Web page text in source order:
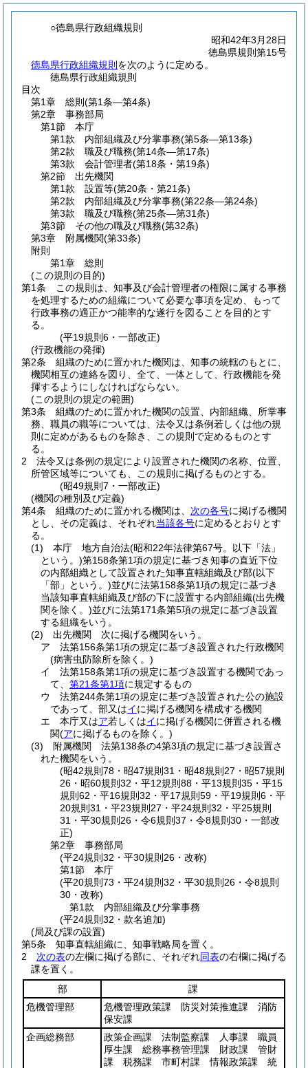
○徳島県行政組織規則
昭和42年3月28日
徳島県規則第15号
徳島県行政組織規則 を次のように定める。
徳島県行政組織規則
目次
第1章
総則 (第1条―第4条)
第2章
事務部局
第1節
本庁
第1款
内部組織及び分掌事務(第5条―第13条)
第2款
職及び職務(第14条―第17条)
第3款
会計管理者(第18条・第19条)
第2節
出先機関
第1款
設置等(第20条・第21条)
第2款
内部組織及び分掌事務(第22条―第24条)
第3款
職及び職務(第25条―第31条)
第3節
その他の職及び職務(第32条)
第3章
附属機関(第33条)
附則
第1章
総則
(この規則の目的)
第1条
この規則は、知事及び会計管理者の権限に属する事務
を処理するための組織について必要な事項を定め、もって
行政事務の適正かつ能率的な遂行を図ることを目的とす
る。
(平19規則6・一部改正)
(行政機能の発揮)
第2条
組織のために置かれた機関は、知事の統轄のもとに、
機関相互の連絡を図り、全て、一体として、行政機能を発
揮するようにしなければならない。
(この規則の規定の範囲)
第3条
組織のために置かれた機関の設置、内部組織、所掌事
務、職員の職等については、法令又は条例若しくは他の規
則に定めがあるものを除き、この規則で定めるものとす
る。
2
法令又は条例の規定により設置された機関の名称、位置、
所管区域等についても、この規則に掲げるものとする。
(昭49規則7・一部改正)
(機関の種別及び定義)
第4条
組織のために置かれる機関は、 次の各号に掲げる機関
とし、その定義は、それぞれ当該各号に定めるとおりとす
る。
(1)
本庁 地方自治法(昭和22年法律第67号。以下「法」
という。)第158条第1項の規定に基づき知事の直近下位
の内部組織として設置された知事直轄組織及び部(以下
「部」という。)並びに法第158条第1項の規定に基づき
当該知事直轄組織及び部の下に設置する内部組織(出先機
関を除く。)並びに法第171条第5項の規定に基づき設置
する組織をいう。
(2)
出先機関 次に掲げる機関をいう。
ア
法第156条第1項の規定に基づき設置された行政機関
(病害虫防除所を除く。)
イ
法第158条第1項の規定に基づき設置する機関であっ
て、 第21条第1項に規定するもの
ウ
法第244条第1項の規定に基づき設置された公の施設
であって、部又はイに掲げる機関を構成する機関
エ
本庁又はア若しくはイに掲げる機関に併置される機
関(アに掲げるものを除く。)
(3)
附属機関 法第138条の4第3項の規定に基づき設置さ
れた機関をいう。
(昭42規則78・昭47規則31・昭48規則27・昭57規則
26・昭60規則32・平12規則88・平13規則35・平15
規則62・平16規則32・平17規則59・平19規則6・平
20規則31・平23規則27・平24規則32・平25規則
31・平30規則26・令6規則37・令8規則30・一部改
正)
第2章
事務部局
(平24規則32・平30規則26・改称)
第1節
本庁
(平20規則73・平24規則32・平30規則26・令8規則
30・改称)
第1款
内部組織及び分掌事務
(平24規則32・款名追加)
(局及び課の設置)
第5条
知事直轄組織に、知事戦略局を置く。
2
次の表の左欄に掲げる部に、それぞれ同表の右欄に掲げる
課を置く。
部
課
危機管理部
危機管理政策課 防災対策推進課 消防
保安課
企画総務部
政策企画課 法制監察課 人事課 職員
厚生課 総務事務管理課 財政課 管財
課 税務課 市町村課 情報政策課 統